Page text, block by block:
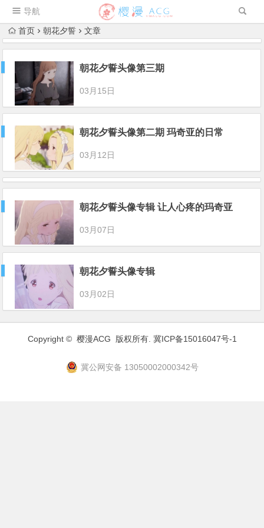
导航
首页 朝花夕誓 文章
朝花夕誓头像第三期
03月15日
朝花夕誓头像第二期 玛奇亚的日常
03月12日
朝花夕誓头像专辑 让人心疼的玛奇亚
03月07日
朝花夕誓头像专辑
03月02日
Copyright © 樱漫ACG 版权所有. 冀ICP备15016047号-1
冀公网安备 13050002000342号